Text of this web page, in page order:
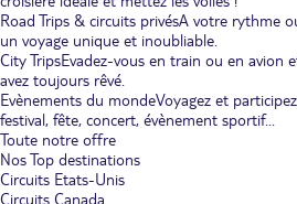
Road Trips & circuits privésA votre rythme
un voyage unique et inoubliable.
City TripsEvadez-vous en train ou en avion
avez toujours rêvé.
Evènements du mondeVoyagez et
festival, fête, concert, évènement sportif...
Toute notre offre
Nos Top destinations
Circuits Etats-Unis
Circuits Canada